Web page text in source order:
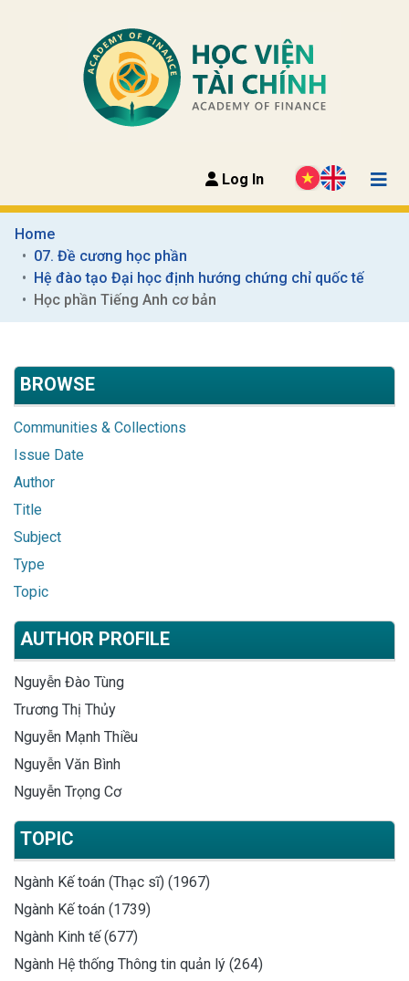
Log In
Home
07. Đề cương học phần
Hệ đào tạo Đại học định hướng chứng chỉ quốc tế
Học phần Tiếng Anh cơ bản
BROWSE
Communities & Collections
Issue Date
Author
Title
Subject
Type
Topic
AUTHOR PROFILE
Nguyễn Đào Tùng
Trương Thị Thủy
Nguyễn Mạnh Thiều
Nguyễn Văn Bình
Nguyễn Trọng Cơ
TOPIC
Ngành Kế toán (Thạc sĩ) (1967)
Ngành Kế toán (1739)
Ngành Kinh tế (677)
Ngành Hệ thống Thông tin quản lý (264)